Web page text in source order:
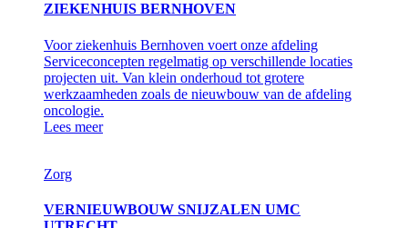
ZIEKENHUIS BERNHOVEN
Voor ziekenhuis Bernhoven voert onze afdeling
Serviceconcepten regelmatig op verschillende locaties
projecten uit. Van klein onderhoud tot grotere
werkzaamheden zoals de nieuwbouw van de afdeling
oncologie.
Lees meer
Zorg
VERNIEUWBOUW SNIJZALEN UMC